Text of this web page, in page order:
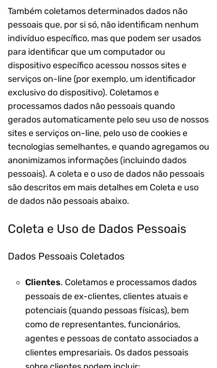
Também coletamos determinados dados não
pessoais que, por si só, não identificam nenhum
indivíduo específico, mas que podem ser usados
para identificar que um computador ou
dispositivo específico acessou nossos sites e
serviços on-line (por exemplo, um identificador
exclusivo do dispositivo). Coletamos e
processamos dados não pessoais quando
gerados automaticamente pelo seu uso de nossos
sites e serviços on-line, pelo uso de cookies e
tecnologias semelhantes, e quando agregamos ou
anonimizamos informações (incluindo dados
pessoais). A coleta e o uso de dados não pessoais
são descritos em mais detalhes em Coleta e uso
de dados não pessoais abaixo.
Coleta e Uso de Dados Pessoais
Dados Pessoais Coletados
Clientes. Coletamos e processamos dados
pessoais de ex-clientes, clientes atuais e
potenciais (quando pessoas físicas), bem
como de representantes, funcionários,
agentes e pessoas de contato associados a
clientes empresariais. Os dados pessoais